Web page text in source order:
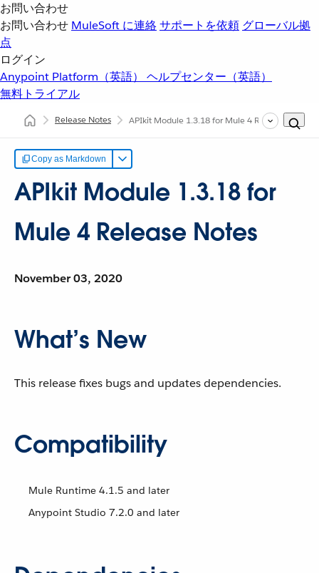
お問い合わせ
お問い合わせ MuleSoft に連絡サポートを依頼 グローバル拠
点
ログイン
Anypoint Platform（英語） ヘルプセンター（英語）
無料トライアル
Release Notes APIkit Module 1.3.18 for Mule 4 Release Notes
Copy as Markdown
APIkit Module 1.3.18 for
Mule 4 Release Notes
November 03, 2020
What’s New
This release fixes bugs and updates dependencies.
Compatibility
Mule Runtime 4.1.5 and later
Anypoint Studio 7.2.0 and later